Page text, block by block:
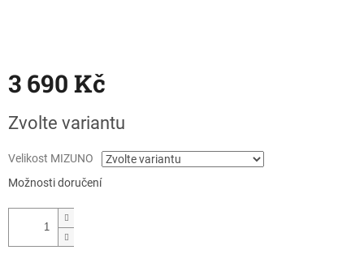
3 690 Kč
cena:
Zvolte variantu
Velikost MIZUNO
Možnosti doručení